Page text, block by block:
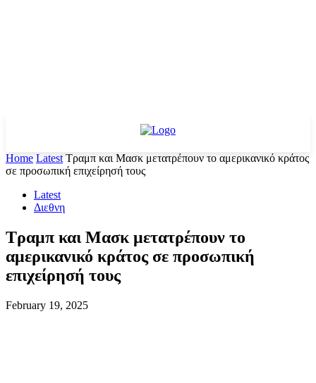
Home Latest Τραμπ και Μασκ μετατρέπουν το αμερικανικό κράτος
σε προσωπική επιχείρησή τους
Latest
Διεθνη
Τραμπ και Μασκ μετατρέπουν το
αμερικανικό κράτος σε προσωπική
επιχείρησή τους
February 19, 2025